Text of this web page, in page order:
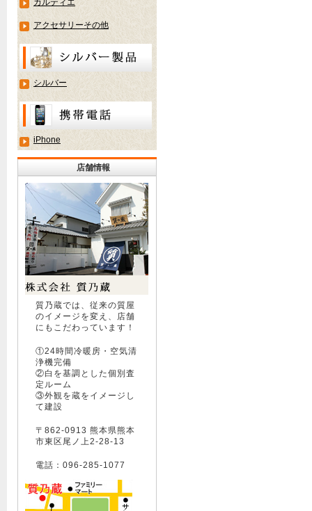
カルティエ
アクセサリーその他
シルバー
iPhone
店舗情報
質乃蔵では、従来の質屋
のイメージを変え、店舗
にもこだわっています！
①24時間冷暖房・空気清
浄機完備
②白を基調とした個別査
定ルーム
③外観を蔵をイメージし
て建設
〒862-0913 熊本県熊本
市東区尾ノ上2-28-13
電話：096-285-1077